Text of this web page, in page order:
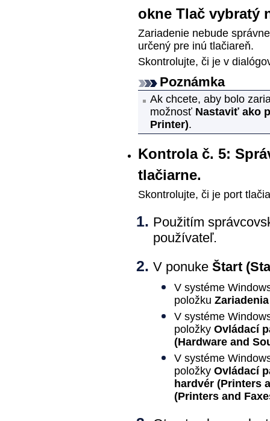
okne Tlač vybratý
Zariadenie nebude
určený pre inú tlačiareň.
Skontrolujte, či je v
Poznámka
Ak chcete, aby bolo
možnosť Nastaviť ako
Printer).
Kontrola č. 5:
tlačiarne.
Skontrolujte, či je port
Použitím
používateľ.
V ponuke Štart
V systéme
položku
V systéme
položky Ovládací
(Hardware and
V systéme
položky Ovládací
hardvér (Printers
(Printers and